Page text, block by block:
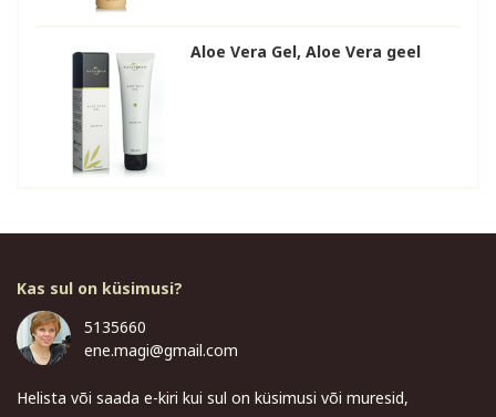
Aloe Vera Gel, Aloe Vera geel
Kas sul on küsimusi?
5135660
ene.magi@gmail.com
Helista või saada e-kiri kui sul on küsimusi või muresid,